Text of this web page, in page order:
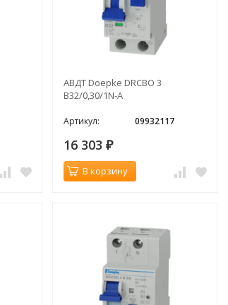
АВДТ Doepke DRCBO 3
B32/0,30/1N-A
Артикул: 09932117
16 303 ₽
В корзину